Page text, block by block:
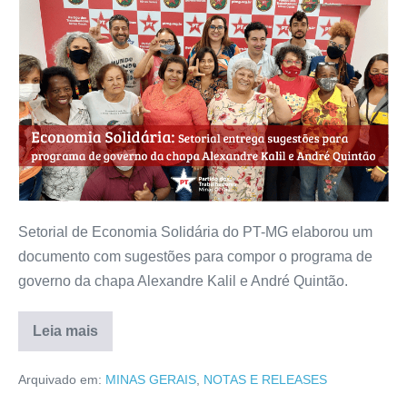
Setorial de Economia Solidária do PT-MG elaborou um
documento com sugestões para compor o programa de
governo da chapa Alexandre Kalil e André Quintão.
Leia mais
Arquivado em: MINAS GERAIS NOTAS E RELEASES